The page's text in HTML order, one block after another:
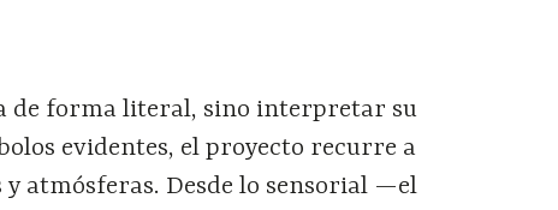
de forma literal, sino interpretar su
evidentes, el proyecto recurre a
atmósferas. Desde lo sensorial —el